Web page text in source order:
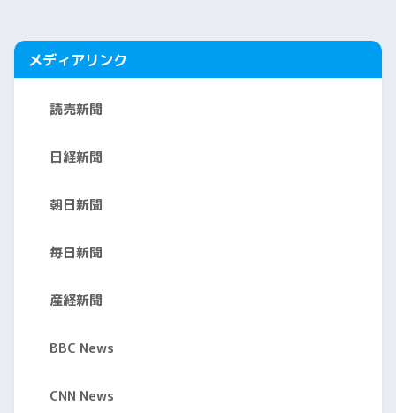
メディアリンク
読売新聞
日経新聞
朝日新聞
毎日新聞
産経新聞
BBC News
CNN News